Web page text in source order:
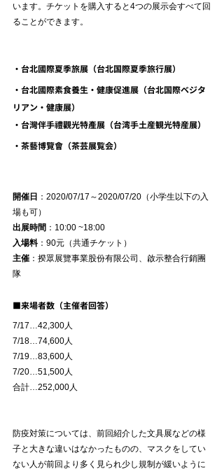
います。チケットを購入すると4つの展示会すべて回
ることができます。
・台北國際夏季旅展（台北国際夏季旅行展）
・台北國際素食養生・健康促進展（台北国際ベジタ
リアン・健康展）
・台灣伴手禮觀光特產展（台湾手土産観光特産展）
・茶藝博覽會（茶芸展覧会）
開催日 ：2020/07/17～2020/07/20（小学生以下の入
場も可）
出展時間 ：10:00 ~18:00
入場料 ：90元（共通チケット）
主催 ：揆眾展覽事業股份有限公司、啟示整合行銷團
隊
■来場者数（主催者回答）
7/17…42,300人
7/18…74,600人
7/19…83,600人
7/20…51,500人
合計…252,000人
防疫対策については、前回紹介した文具展などの様
子と大きな違いはなかったものの、マスクをしてい
ない人が前回より多く見られ少し規制が緩いように